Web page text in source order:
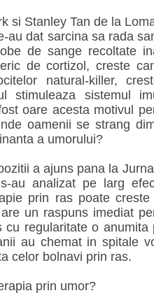
si Stanley Tan de la
au dat sarcina sa rada
de sange recoltate
de cortizol, creste
natural-killer,
stimuleaza sistemul
oare acesta motivul
oamenii se strang
a umorului?
a ajuns pana la
au analizat pe larg
prin ras poate
un raspuns imediat
cu regularitate o
au chemat in spitale
celor bolnavi prin ras.
prin umor?